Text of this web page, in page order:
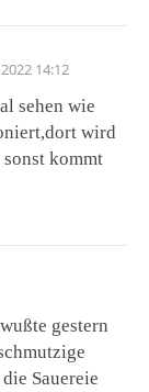
14:12
sehen wie
wird
kommt
gestern
Sauereie